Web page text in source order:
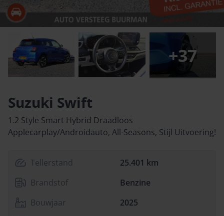
+37
Suzuki Swift
1.2 Style Smart Hybrid Draadloos
Applecarplay/Androidauto, All-Seasons, Stijl Uitvoering!
Tellerstand
25.401 km
Brandstof
Benzine
Bouwjaar
2025